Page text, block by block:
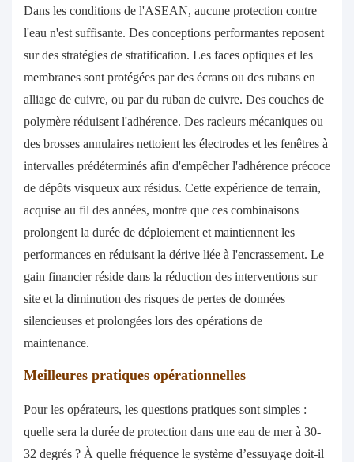
Dans les conditions de l'ASEAN, aucune protection contre
l'eau n'est suffisante. Des conceptions performantes reposent
sur des stratégies de stratification. Les faces optiques et les
membranes sont protégées par des écrans ou des rubans en
alliage de cuivre, ou par du ruban de cuivre. Des couches de
polymère réduisent l'adhérence. Des racleurs mécaniques ou
des brosses annulaires nettoient les électrodes et les fenêtres à
intervalles prédéterminés afin d'empêcher l'adhérence précoce
de dépôts visqueux aux résidus. Cette expérience de terrain,
acquise au fil des années, montre que ces combinaisons
prolongent la durée de déploiement et maintiennent les
performances en réduisant la dérive liée à l'encrassement. Le
gain financier réside dans la réduction des interventions sur
site et la diminution des risques de pertes de données
silencieuses et prolongées lors des opérations de
maintenance.
Meilleures pratiques opérationnelles
Pour les opérateurs, les questions pratiques sont simples :
quelle sera la durée de protection dans une eau de mer à 30-
32 degrés ? À quelle fréquence le système d’essuyage doit-il